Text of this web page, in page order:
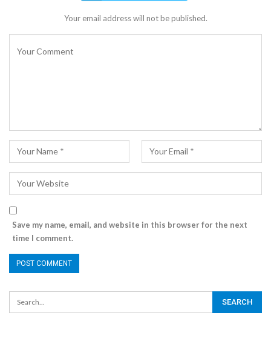
Your email address will not be published.
Save my name, email, and website in this browser for the next
time I comment.